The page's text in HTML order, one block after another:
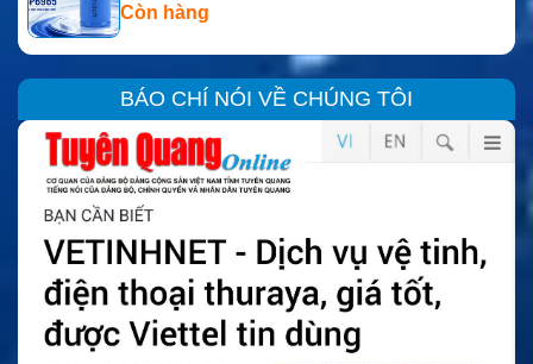
Còn hàng
BÁO CHÍ NÓI VỀ CHÚNG TÔI